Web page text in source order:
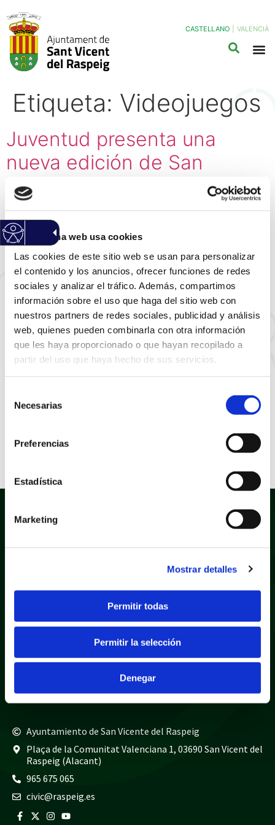
Esta página web usa cookies
Las cookies de este sitio web se usan para personalizar
el contenido y los anuncios, ofrecer funciones de redes
sociales y analizar el tráfico. Además, compartimos
información sobre el uso que haga del sitio web con
nuestros partners de redes sociales, publicidad y análisis
web, quienes pueden combinarla con otra información
que les haya proporcionado o que hayan recopilado a
partir del uso que haya hecho de sus servicios.
Necesarias
Preferencias
Estadística
Marketing
Mostrar detalles
Permitir todas
Permitir la selección
Denegar
CASTELLANO VALENCIÀ
Etiqueta: Videojuegos
Juventud presenta una
nueva edición de San
Vicente Game Party con las
últimas novedades en
actividades tecnológicas y
videojuegos
Política de privacidad
Aviso legal
Mapa web
Teléfonos de interés
Policía local
965 675 040
Bomberos
965 675 697
Ayuntamiento de San Vicente del Raspeig
Plaça de la Comunitat Valenciana 1, 03690 San Vicent del
Raspeig (Alacant)
965 675 065
civic@raspeig.es